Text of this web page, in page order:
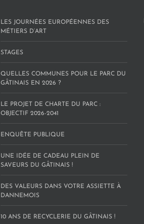
LES JOURNÉES EUROPÉENNES DES
MÉTIERS D’ART
STAGES
QUELLES COMMUNES POUR LE PARC DU
GÂTINAIS EN 2026 ?
LE PROJET DE CHARTE DU PARC :
OBJECTIF 2026-2041
ENQUÊTE PUBLIQUE
UNE IDÉE DE CADEAU PLEIN DE
SAVEURS DU GÂTINAIS !
DES VALEURS DANS VOTRE ASSIETTE À
DANNEMOIS
10 ANS DE RECYCLERIE DU GÂTINAIS !